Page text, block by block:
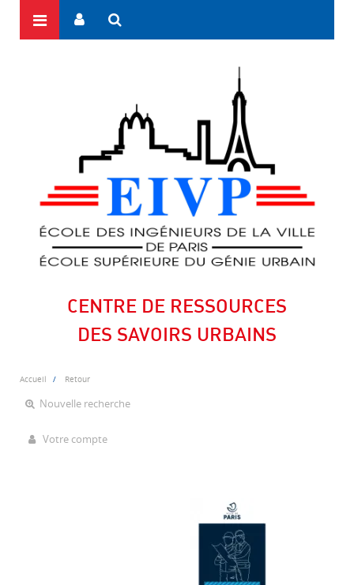
CENTRE DE RESSOURCES
DES SAVOIRS URBAINS
Accueil Retour
Nouvelle recherche
Votre compte